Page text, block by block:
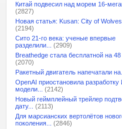
Китай подвесил над морем 16-
(2827)
Новая статья: Kusan: City of
(2194)
Сито 21-го века: ученые впервые
разделили...
(2909)
Breathedge стала бесплатной на 48
(2070)
Ракетный двигатель напечатали на...
OpenAI приостановила
модели...
(2142)
Новый геймплейный трейлер
дату...
(2113)
Для марсианских вертолётов
поколения...
(2846)